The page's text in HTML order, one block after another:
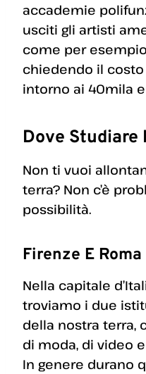
accademie
usciti gli artisti
come per
chiedendo il
intorno ai 40mila
Dove
Non ti vuoi
terra? Non c’è
possibilità.
Firenze E Roma
Nella capitale
troviamo i due
della nostra terra,
di moda, di video
In genere durano